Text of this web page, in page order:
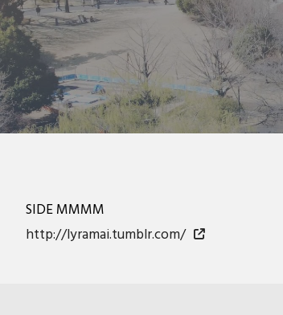
SIDE MMMM
http://lyramai.tumblr.com/